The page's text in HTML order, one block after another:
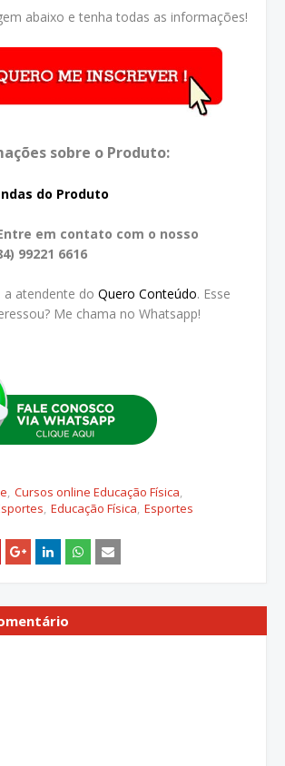
abaixo e tenha todas as informações!
sobre o Produto:
do Produto
em contato com o nosso
99221 6616
a atendente do Quero Conteúdo. Esse
Me chama no Whatsapp!
Cursos online Educação Física
Educação Física Esportes